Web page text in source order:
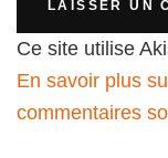
Ce site utilise
En savoir plus
commentaires